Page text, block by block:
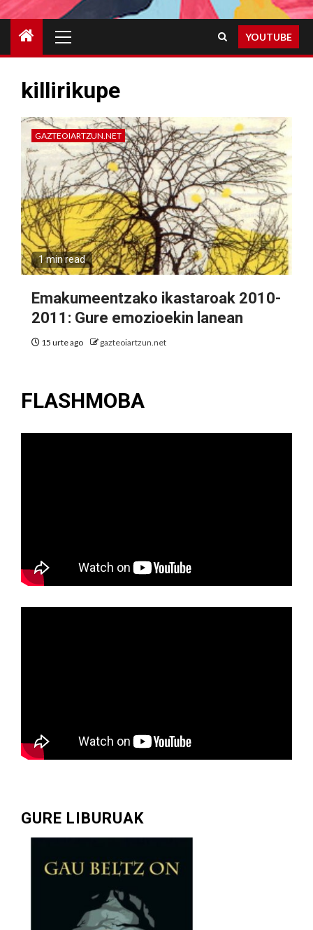
Menu
YOUTUBE
killirikupe
GAZTEOIARTZUN.NET
1 min read
Emakumeentzako ikastaroak 2010-
2011: Gure emozioekin lanean
15 urte ago gazteoiartzun.net
FLASHMOBA
GURE LIBURUAK